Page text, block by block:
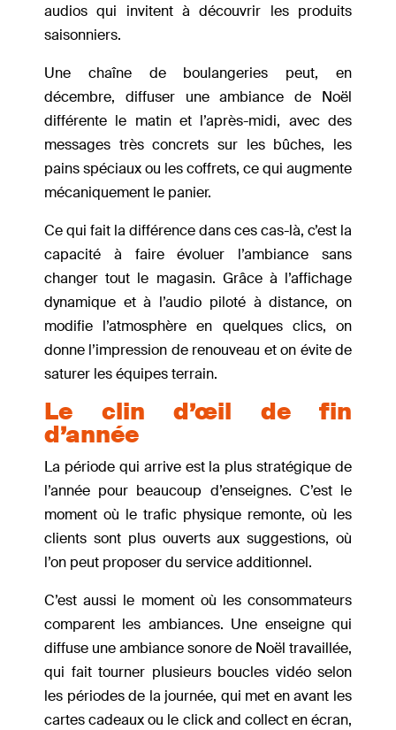
audios qui invitent à découvrir les produits
saisonniers.
Une chaîne de boulangeries peut, en
décembre, diffuser une ambiance de Noël
différente le matin et l’après-midi, avec des
messages très concrets sur les bûches, les
pains spéciaux ou les coffrets, ce qui augmente
mécaniquement le panier.
Ce qui fait la différence dans ces cas-là, c’est la
capacité à faire évoluer l’ambiance sans
changer tout le magasin. Grâce à l’affichage
dynamique et à l’audio piloté à distance, on
modifie l’atmosphère en quelques clics, on
donne l’impression de renouveau et on évite de
saturer les équipes terrain.
Le clin d’œil de fin
d’année
La période qui arrive est la plus stratégique de
l’année pour beaucoup d’enseignes. C’est le
moment où le trafic physique remonte, où les
clients sont plus ouverts aux suggestions, où
l’on peut proposer du service additionnel.
C’est aussi le moment où les consommateurs
comparent les ambiances. Une enseigne qui
diffuse une ambiance sonore de Noël travaillée,
qui fait tourner plusieurs boucles vidéo selon
les périodes de la journée, qui met en avant les
cartes cadeaux ou le click and collect en écran,